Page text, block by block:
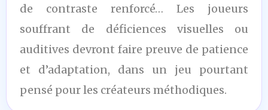
de contraste renforcé… Les joueurs
souffrant de déficiences visuelles ou
auditives devront faire preuve de patience
et d’adaptation, dans un jeu pourtant
pensé pour les créateurs méthodiques.